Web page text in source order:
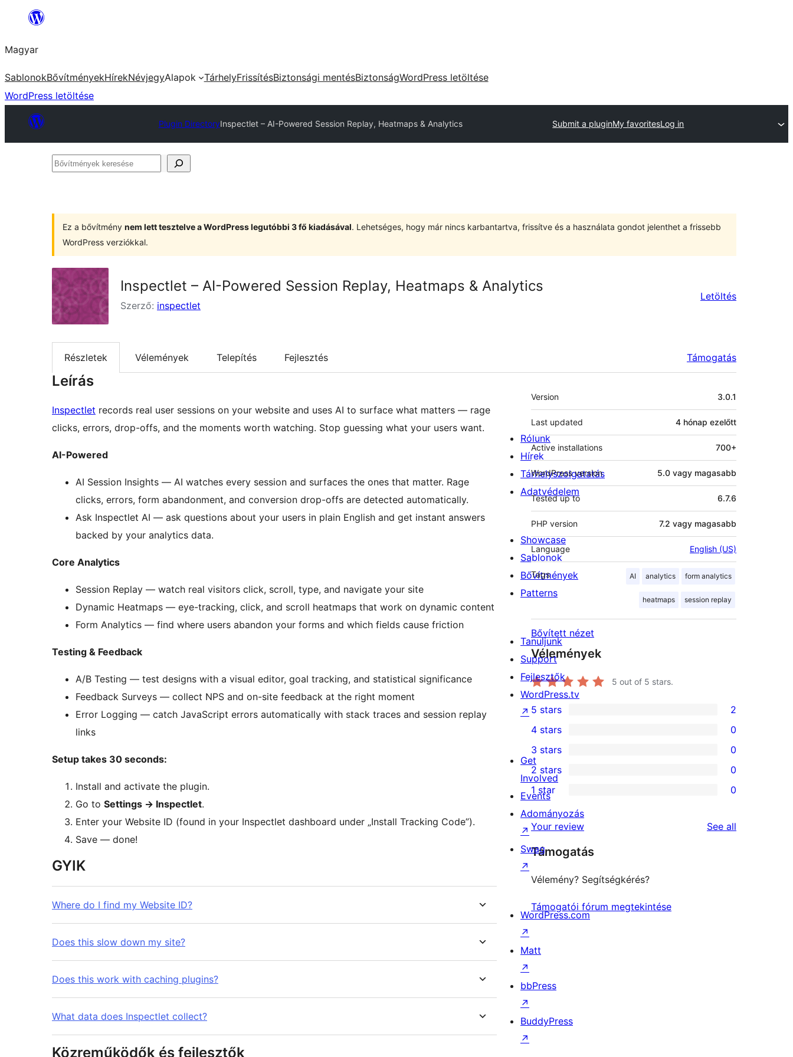
Ugrás
tartalomhoz
Magyar
SablonokBővítményekHírekNévjegyAlapok TárhelyFrissítésBiztonsági mentésBiztonságWordPress letöltése
WordPress letöltése
Plugin DirectoryInspectlet – AI-Powered Session Replay, Heatmaps & Analytics Submit a pluginMy favoritesLog in
Bővítmények
Ez a bővítmény nem lett tesztelve a WordPress legutóbbi 3 fő kiadásával. Lehetséges, hogy már nincs karbantartva, frissítve és a használata gondot jelenthet a frissebb
WordPress verziókkal.
Inspectlet – AI-Powered Session Replay, Heatmaps & Analytics
Szerző: inspectlet
Letöltés
Részletek Vélemények Telepítés Fejlesztés Támogatás
Leírás
Inspectlet records real user sessions on your website and uses AI to surface what matters — rage
clicks, errors, drop-offs, and the moments worth watching. Stop guessing what your users want.
AI-Powered
AI Session Insights — AI watches every session and surfaces the ones that matter. Rage
clicks, errors, form abandonment, and conversion drop-offs are detected automatically.
Ask Inspectlet AI — ask questions about your users in plain English and get instant answers
backed by your analytics data.
Core Analytics
Session Replay — watch real visitors click, scroll, type, and navigate your site
Dynamic Heatmaps — eye-tracking, click, and scroll heatmaps that work on dynamic content
Form Analytics — find where users abandon your forms and which fields cause friction
Testing & Feedback
A/B Testing — test designs with a visual editor, goal tracking, and statistical significance
Feedback Surveys — collect NPS and on-site feedback at the right moment
Error Logging — catch JavaScript errors automatically with stack traces and session replay
links
Setup takes 30 seconds:
Install and activate the plugin.
Go to Settings → Inspectlet.
Enter your Website ID (found in your Inspectlet dashboard under „Install Tracking Code”).
Save — done!
GYIK
Where do I find my Website ID?
Does this slow down my site?
Does this work with caching plugins?
What data does Inspectlet collect?
Közreműködők és fejlesztők
Meta
Version 3.0.1
Last updated 4 hónap ezelőtt
Active installations 700+
WordPress version 5.0 vagy magasabb
Tested up to 6.7.6
PHP version 7.2 vagy magasabb
Language English (US)
Tags AI analytics form analytics
heatmaps session replay
Bővített nézet
Vélemények
5 out of 5 stars.
2
5-
star
reviews
5 stars 2
4-
star
reviews
4 stars 0
0
3-
star
reviews
3 stars 0
0
2-
star
reviews
2 stars 0
0
1-
star
reviews
1 star 0
Your review See all
Támogatás
Vélemény? Segítségkérés?
Támogatói fórum megtekintése
Rólunk
Hírek
Tárhelyszolgatatás
Adatvédelem
Showcase
Sablonok
Bővítmények
Patterns
Tanuljunk
Support
Fejlesztők
WordPress.tv
↗
Get
Involved
Events
Adományozás
↗
Swag
↗
WordPress.com
↗
Matt
↗
bbPress
↗
BuddyPress
↗